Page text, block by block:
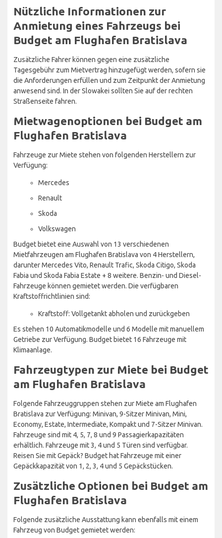
Nützliche Informationen zur
Anmietung eines Fahrzeugs bei
Budget am Flughafen Bratislava
Zusätzliche Fahrer können gegen eine zusätzliche
Tagesgebühr zum Mietvertrag hinzugefügt werden, sofern sie
die Anforderungen erfüllen und zum Zeitpunkt der Anmietung
anwesend sind. In der Slowakei sollten Sie auf der rechten
Straßenseite fahren.
Mietwagenoptionen bei Budget am
Flughafen Bratislava
Fahrzeuge zur Miete stehen von folgenden Herstellern zur
Verfügung:
Mercedes
Renault
Skoda
Volkswagen
Budget bietet eine Auswahl von 13 verschiedenen
Mietfahrzeugen am Flughafen Bratislava von 4 Herstellern,
darunter Mercedes Vito, Renault Trafic, Skoda Citigo, Skoda
Fabia und Skoda Fabia Estate + 8 weitere. Benzin- und Diesel-
Fahrzeuge können gemietet werden. Die verfügbaren
Kraftstoffrichtlinien sind:
Kraftstoff: Vollgetankt abholen und zurückgeben
Es stehen 10 Automatikmodelle und 6 Modelle mit manuellem
Getriebe zur Verfügung. Budget bietet 16 Fahrzeuge mit
Klimaanlage.
Fahrzeugtypen zur Miete bei Budget
am Flughafen Bratislava
Folgende Fahrzeuggruppen stehen zur Miete am Flughafen
Bratislava zur Verfügung: Minivan, 9-Sitzer Minivan, Mini,
Economy, Estate, Intermediate, Kompakt und 7-Sitzer Minivan.
Fahrzeuge sind mit 4, 5, 7, 8 und 9 Passagierkapazitäten
erhältlich. Fahrzeuge mit 3, 4 und 5 Türen sind verfügbar.
Reisen Sie mit Gepäck? Budget hat Fahrzeuge mit einer
Gepäckkapazität von 1, 2, 3, 4 und 5 Gepäckstücken.
Zusätzliche Optionen bei Budget am
Flughafen Bratislava
Folgende zusätzliche Ausstattung kann ebenfalls mit einem
Fahrzeug von Budget gemietet werden: